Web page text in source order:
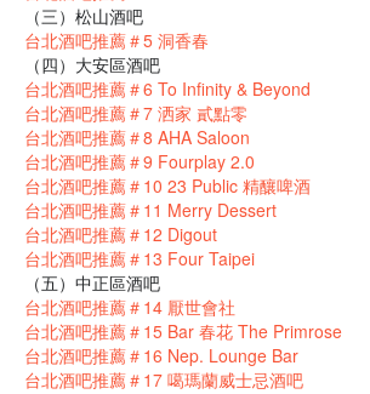
（三）松山酒吧
台北酒吧推薦＃5 洞香春
（四）大安區酒吧
台北酒吧推薦＃6 To Infinity & Beyond
台北酒吧推薦＃7 洒家 貳點零
台北酒吧推薦＃8 AHA Saloon
台北酒吧推薦＃9 Fourplay 2.0
台北酒吧推薦＃10 23 Public 精釀啤酒
台北酒吧推薦＃11 Merry Dessert
台北酒吧推薦＃12 Digout
台北酒吧推薦＃13 Four Taipei
（五）中正區酒吧
台北酒吧推薦＃14 厭世會社
台北酒吧推薦＃15 Bar 春花 The Primrose
台北酒吧推薦＃16 Nep. Lounge Bar
台北酒吧推薦＃17 噶瑪蘭威士忌酒吧